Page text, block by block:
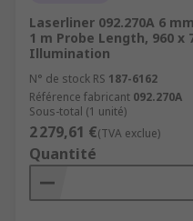
Laserliner 092.270A 6
1 m Probe Length, 960 x
Illumination
N° de stock RS 187-6162
Référence fabricant 092.270A
Sous-total (1 unité)
2 279,61 €(TVA exclue)
Quantité